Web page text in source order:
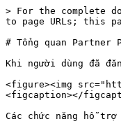
> For the complete
to page URLs; this
# Tổng quan Partner
Khi người dùng đã
<figure><img
<figcaption></
Các chức năng hỗ